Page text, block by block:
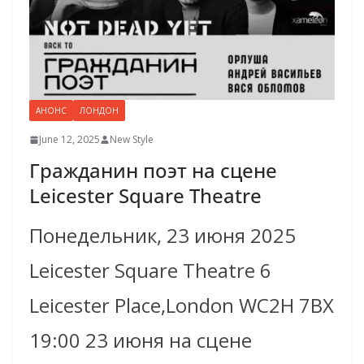
АНОНС ЛОНДОН
June 12, 2025 New Style
Гражданин поэт на сцене
Leicester Square Theatre
Понедельник, 23 июня 2025
Leicester Square Theatre 6
Leicester Place,London WC2H 7BX
19:00 23 июня на сцене